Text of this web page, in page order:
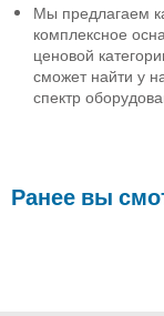
Мы предлагаем
комплексное
ценовой
сможет найти у
спектр
Ранее вы